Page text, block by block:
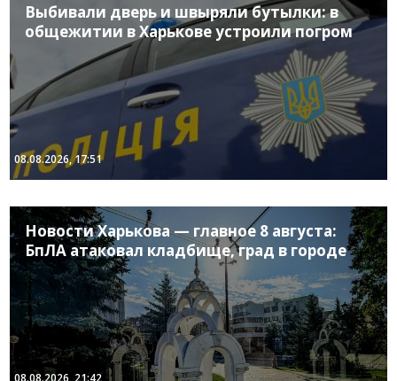
Выбивали дверь и швыряли бутылки: в
общежитии в Харькове устроили погром
08.08.2026, 17:51
Новости Харькова — главное 8 августа:
БпЛА атаковал кладбище, град в городе
08.08.2026, 21:42